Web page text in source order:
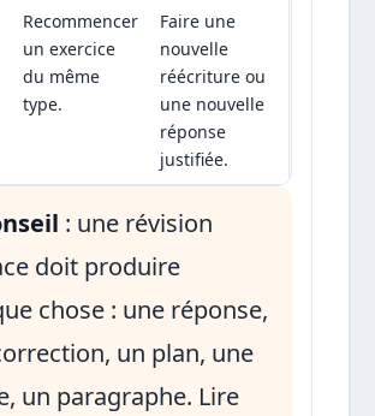
Recommencer
un exercice
du même
type.
Faire une
nouvelle
réécriture ou
une nouvelle
réponse
justifiée.
: une révision
doit produire
chose : une réponse,
un plan, une
un paragraphe. Lire